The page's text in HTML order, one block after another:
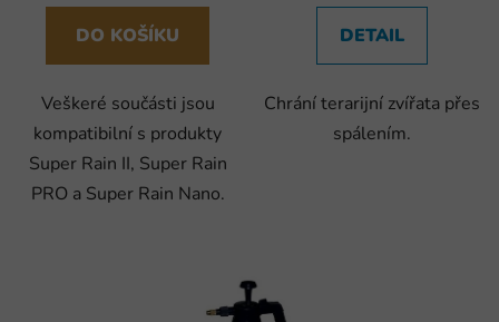
DO KOŠÍKU
Veškeré součásti jsou
kompatibilní s produkty
Super Rain II, Super Rain
PRO a Super Rain Nano.
DETAIL
Chrání terarijní zvířata přes
spálením.